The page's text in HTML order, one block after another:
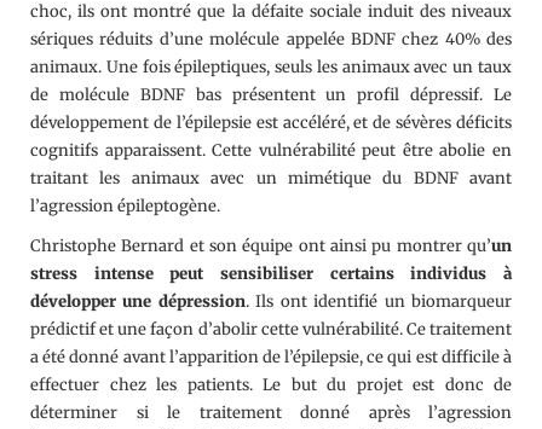
choc, ils ont montré que la défaite sociale induit des niveaux
sériques réduits d’une molécule appelée BDNF chez 40% des
animaux. Une fois épileptiques, seuls les animaux avec un taux
de molécule BDNF bas présentent un profil dépressif. Le
développement de l’épilepsie est accéléré, et de sévères déficits
cognitifs apparaissent. Cette vulnérabilité peut être abolie en
traitant les animaux avec un mimétique du BDNF avant
l’agression épileptogène.
Christophe Bernard et son équipe ont ainsi pu montrer qu’un
stress intense peut sensibiliser certains individus à
développer une dépression. Ils ont identifié un biomarqueur
prédictif et une façon d’abolir cette vulnérabilité. Ce traitement
a été donné avant l’apparition de l’épilepsie, ce qui est difficile à
effectuer chez les patients. Le but du projet est donc de
déterminer si le traitement donné après l’agression